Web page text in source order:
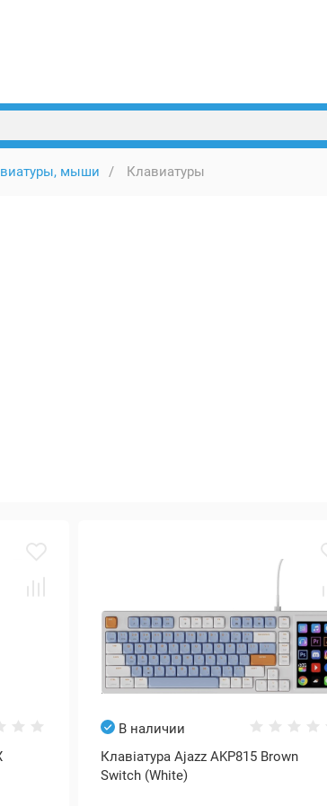
мыши Клавиатуры
В наличии
Клавіатура Ajazz AKP815 Brown
Switch (White)